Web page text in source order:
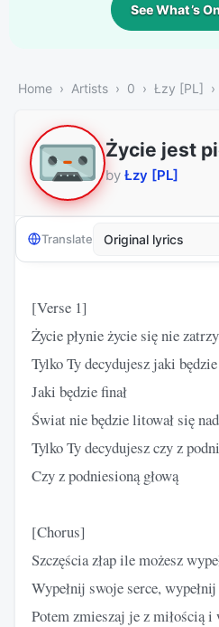
See What’s
Home Artists 0 Łzy [PL]
Życie jest
by Łzy [PL]
Translate
[Verse 1]
Życie płynie życie się nie
Tylko Ty decydujesz jaki
Jaki będzie finał
Świat nie będzie litował się
Tylko Ty decydujesz czy z
Czy z podniesioną głową
[Chorus]
Szczęścia złap ile możesz
Wypełnij swoje serce,
Potem zmieszaj je z miłością i